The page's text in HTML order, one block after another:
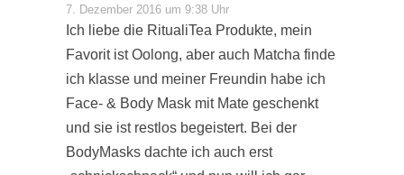
7. Dezember 2016 um 9:38 Uhr
Ich liebe die RitualiTea Produkte, mein
Favorit ist Oolong, aber auch Matcha finde
ich klasse und meiner Freundin habe ich
Face- & Body Mask mit Mate geschenkt
und sie ist restlos begeistert. Bei der
BodyMasks dachte ich auch erst